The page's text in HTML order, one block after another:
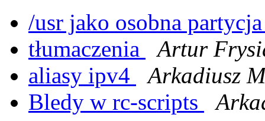
/usr jako osobna
tłumaczenia
Artur
aliasy ipv4
Arkadiusz
Bledy w rc-scripts